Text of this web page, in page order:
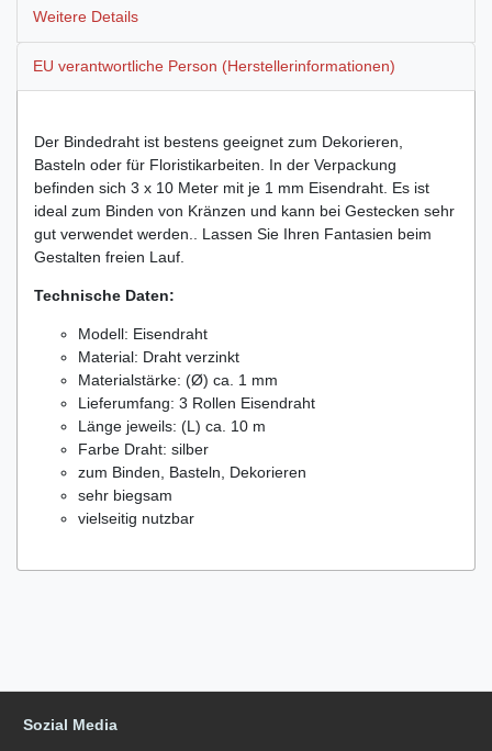
Weitere Details
EU verantwortliche Person (Herstellerinformationen)
Der Bindedraht ist bestens geeignet zum Dekorieren,
Basteln oder für Floristikarbeiten. In der Verpackung
befinden sich 3 x 10 Meter mit je 1 mm Eisendraht. Es ist
ideal zum Binden von Kränzen und kann bei Gestecken sehr
gut verwendet werden.. Lassen Sie Ihren Fantasien beim
Gestalten freien Lauf.
Technische Daten:
Modell: Eisendraht
Material: Draht verzinkt
Materialstärke: (Ø) ca. 1 mm
Lieferumfang: 3 Rollen Eisendraht
Länge jeweils: (L) ca. 10 m
Farbe Draht: silber
zum Binden, Basteln, Dekorieren
sehr biegsam
vielseitig nutzbar
Sozial Media